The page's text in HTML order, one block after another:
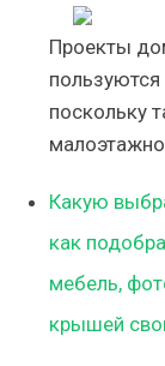
Проекты
поскольку
Какую
как
мебель,
крышей